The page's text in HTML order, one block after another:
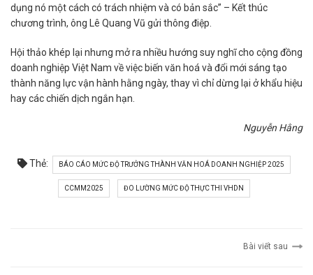
dụng nó một cách có trách nhiệm và có bản sắc” – Kết thúc
chương trình, ông Lê Quang Vũ gửi thông điệp.
Hội thảo khép lại nhưng mở ra nhiều hướng suy nghĩ cho cộng đồng
doanh nghiệp Việt Nam về việc biến văn hoá và đổi mới sáng tạo
thành năng lực vận hành hằng ngày, thay vì chỉ dừng lại ở khẩu hiệu
hay các chiến dịch ngắn hạn.
Nguyễn Hằng
Thẻ: BÁO CÁO MỨC ĐỘ TRƯỞNG THÀNH VĂN HOÁ DOANH NGHIỆP 2025
CCMM2025 ĐO LƯỜNG MỨC ĐỘ THỰC THI VHDN
Bài viết sau